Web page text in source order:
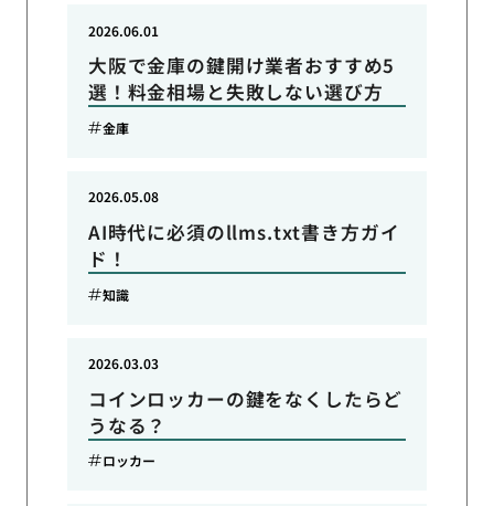
大阪で金庫の鍵開け業者おすすめ5
選！料金相場と失敗しない選び方
2026.06.01
金庫
AI時代に必須のllms.txt書き方ガイ
ド！
2026.05.08
知識
コインロッカーの鍵をなくしたらど
うなる？
2026.03.03
ロッカー